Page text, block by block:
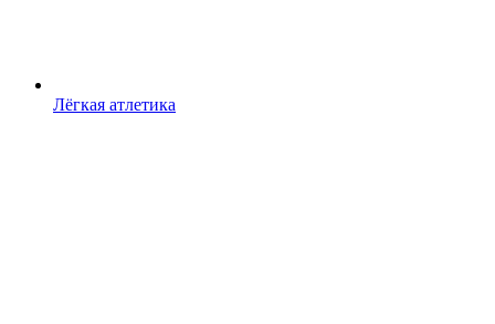
Лёгкая атлетика